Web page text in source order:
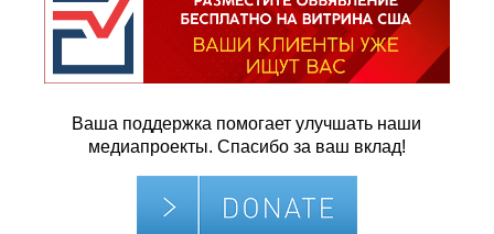
Ваша поддержка помогает улучшать наши
медиапроекты. Спасибо за ваш вклад!